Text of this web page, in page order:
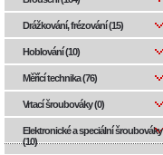
Drážkování, frézování (15)
Hoblování (10)
Měřící technika (76)
Vrtací šroubováky (0)
Elektronické a speciální šroubováky
(10)